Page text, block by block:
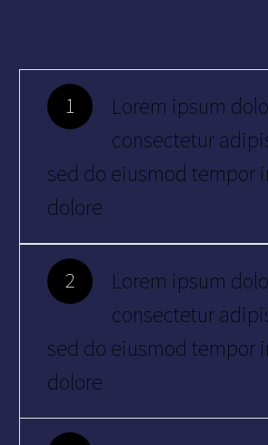
1
Lorem ipsum
consectetur
sed do eiusmod tempor
dolore
2
Lorem ipsum
consectetur
sed do eiusmod tempor
dolore